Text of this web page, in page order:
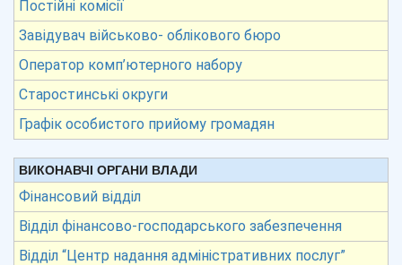
Постійні комісії
Завідувач військово- облікового бюро
Оператор комп’ютерного набору
Старостинські округи
Графік особистого прийому громадян
ВИКОНАВЧІ ОРГАНИ ВЛАДИ
Фінансовий відділ
Відділ фінансово-господарського забезпечення
Відділ “Центр надання адміністративних послуг”